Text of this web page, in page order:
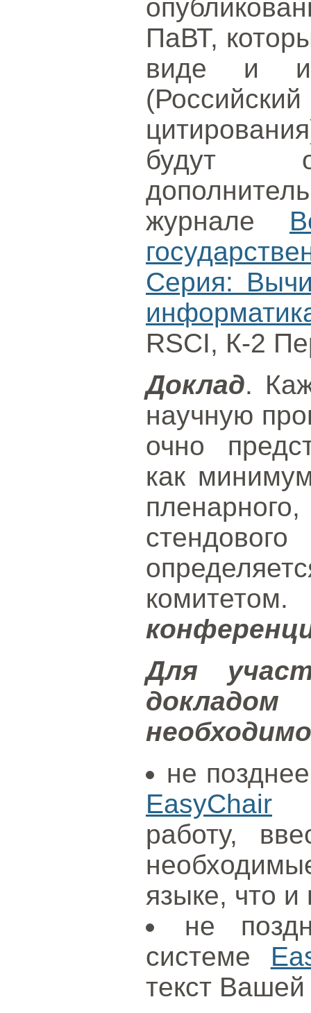
ПаВТ,
виде и
будут
журнале
Серия:
RSCI, К-2
Доклад.
научную
очно
как
Для
необходимо
не
EasyChair
работу,
языке, что
не
системе
текст